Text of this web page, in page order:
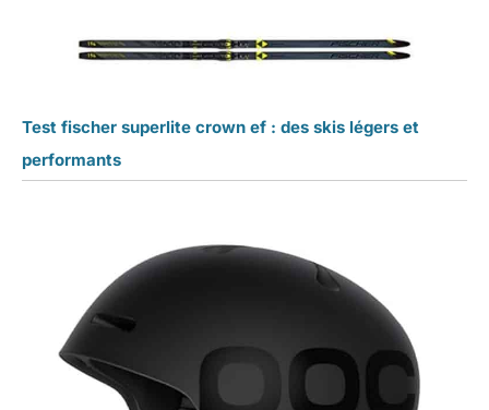
Test fischer superlite crown ef : des skis légers et
performants